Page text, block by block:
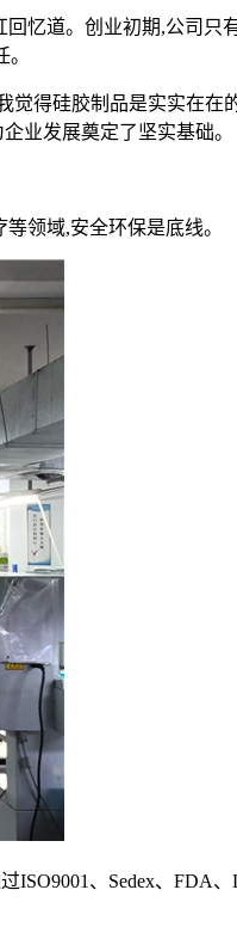
忆道。创业初期,公司只
得硅胶制品是实实在在
业发展奠定了坚实基础。
领域,安全环保是底线。
、Sedex、FDA